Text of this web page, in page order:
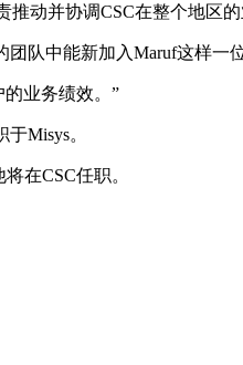
动并协调CSC在整个地区的
队中能新加入Maruf这样一
业务绩效。”
Misys。
在CSC任职。